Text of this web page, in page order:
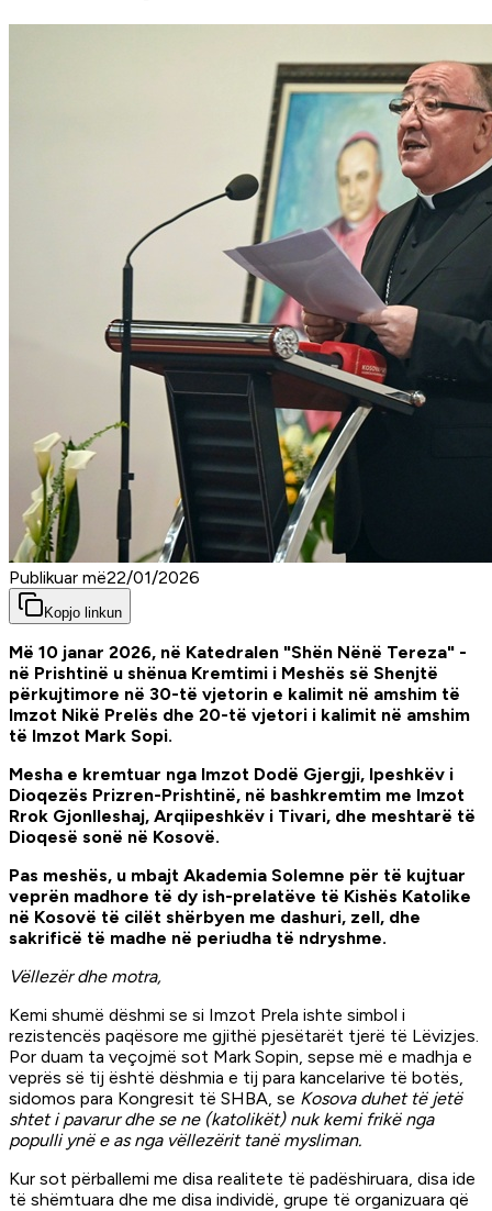
Publikuar më22/01/2026
Kopjo linkun
Më 10 janar 2026, në Katedralen "Shën Nënë Tereza" -
në Prishtinë u shënua Kremtimi i Meshës së Shenjtë
përkujtimore në 30-të vjetorin e kalimit në amshim të
Imzot Nikë Prelës dhe 20-të vjetori i kalimit në amshim
të Imzot Mark Sopi.
Mesha e kremtuar nga Imzot Dodë Gjergji, Ipeshkëv i
Dioqezës Prizren-Prishtinë, në bashkremtim me Imzot
Rrok Gjonlleshaj, Arqiipeshkëv i Tivari, dhe meshtarë të
Dioqesë sonë në Kosovë.
Pas meshës, u mbajt Akademia Solemne për të kujtuar
veprën madhore të dy ish-prelatëve të Kishës Katolike
në Kosovë të cilët shërbyen me dashuri, zell, dhe
sakrificë të madhe në periudha të ndryshme.
Vëllezër dhe motra,
Kemi shumë dëshmi se si Imzot Prela ishte simbol i
rezistencës paqësore me gjithë pjesëtarët tjerë të Lëvizjes.
Por duam ta veçojmë sot Mark Sopin, sepse më e madhja e
veprës së tij është dëshmia e tij para kancelarive të botës,
sidomos para Kongresit të SHBA, se Kosova duhet të jetë
shtet i pavarur dhe se ne (katolikët) nuk kemi frikë nga
populli ynë e as nga vëllezërit tanë mysliman.
Kur sot përballemi me disa realitete të padëshiruara, disa ide
të shëmtuara dhe me disa individë, grupe të organizuara që